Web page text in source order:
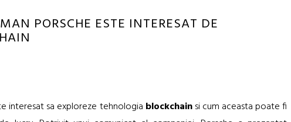
PORSCHE ESTE INTERESAT DE
interesat sa exploreze tehnologia blockchainsi cum aceasta poate fi